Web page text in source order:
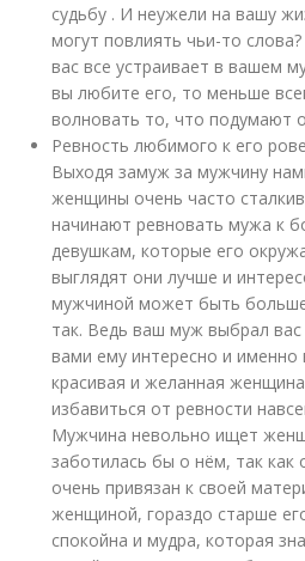
судьбу . И неужели на вашу
могут повлиять чьи-то
вас все устраивает в вашем
вы любите его, то меньше
волновать то, что подумают
Ревность любимого к его
Выходя замуж за мужчину
женщины очень часто
начинают ревновать мужа к
девушкам, которые его
выглядят они лучше и
мужчиной может быть
так. Ведь ваш муж выбрал
вами ему интересно и именно
красивая и желанная
избавиться от ревности
Мужчина невольно ищет
заботилась бы о нём, так как
очень привязан к своей
женщиной, гораздо старше
спокойна и мудра, которая